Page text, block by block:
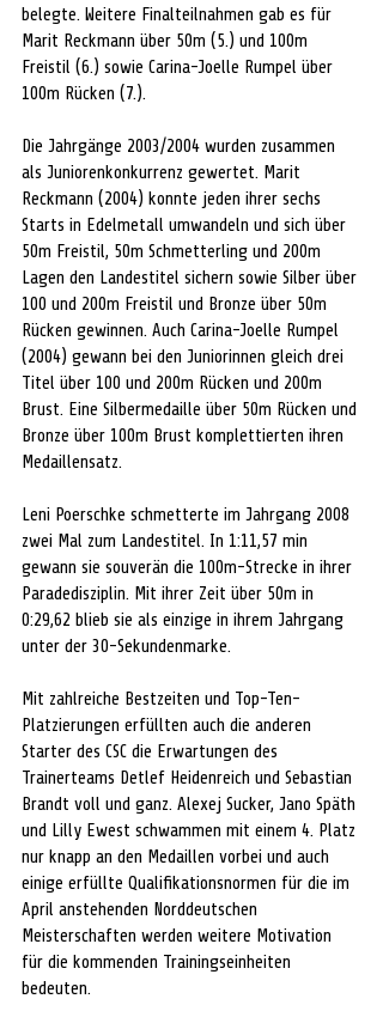
belegte. Weitere Finalteilnahmen gab es für
Marit Reckmann über 50m (5.) und 100m
Freistil (6.) sowie Carina-Joelle Rumpel über
100m Rücken (7.).
Die Jahrgänge 2003/2004 wurden zusammen
als Juniorenkonkurrenz gewertet. Marit
Reckmann (2004) konnte jeden ihrer sechs
Starts in Edelmetall umwandeln und sich über
50m Freistil, 50m Schmetterling und 200m
Lagen den Landestitel sichern sowie Silber über
100 und 200m Freistil und Bronze über 50m
Rücken gewinnen. Auch Carina-Joelle Rumpel
(2004) gewann bei den Juniorinnen gleich drei
Titel über 100 und 200m Rücken und 200m
Brust. Eine Silbermedaille über 50m Rücken und
Bronze über 100m Brust komplettierten ihren
Medaillensatz.
Leni Poerschke schmetterte im Jahrgang 2008
zwei Mal zum Landestitel. In 1:11,57 min
gewann sie souverän die 100m-Strecke in ihrer
Paradedisziplin. Mit ihrer Zeit über 50m in
0:29,62 blieb sie als einzige in ihrem Jahrgang
unter der 30-Sekundenmarke.
Mit zahlreiche Bestzeiten und Top-Ten-
Platzierungen erfüllten auch die anderen
Starter des CSC die Erwartungen des
Trainerteams Detlef Heidenreich und Sebastian
Brandt voll und ganz. Alexej Sucker, Jano Späth
und Lilly Ewest schwammen mit einem 4. Platz
nur knapp an den Medaillen vorbei und auch
einige erfüllte Qualifikationsnormen für die im
April anstehenden Norddeutschen
Meisterschaften werden weitere Motivation
für die kommenden Trainingseinheiten
bedeuten.